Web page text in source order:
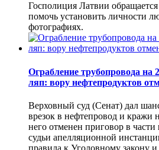
Госполиция Латвии
помочь установить личности
фотографиях.
Ограбление трубопровода на
ляп: вору нефтепродуктов
Верховный суд (Сенат) дал
врезок в нефтепровод и кражи
него отменен приговор в
судьи апелляционной
правила к Уголовному закону